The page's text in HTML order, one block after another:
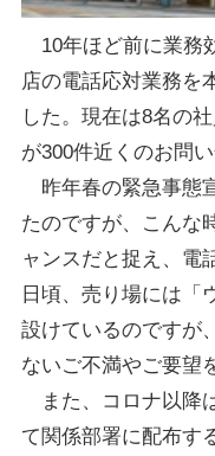
10年ほど前に業務
店の電話応対業務を
した。現在は8名の
が300件近くのお問
昨年春の緊急事態
たのですが、こんな
ャンスだと捉え、電
日頃、売り場には「
設けているのですが
ないご不満やご要望
また、コロナ以降
て関係部署に配布す